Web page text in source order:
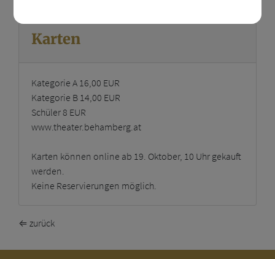
Karten
Kategorie A 16,00 EUR
Kategorie B 14,00 EUR
Schüler 8 EUR
www.theater.behamberg.at
Karten können online ab 19. Oktober, 10 Uhr gekauft
werden.
Keine Reservierungen möglich.
⇐ zurück